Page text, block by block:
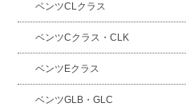
ベンツCLクラス
ベンツCクラス・CLK
ベンツEクラス
ベンツGLB・GLC